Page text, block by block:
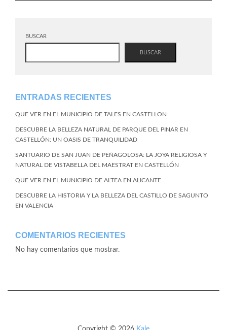
BUSCAR
BUSCAR
ENTRADAS RECIENTES
QUE VER EN EL MUNICIPIO DE TALES EN CASTELLON
DESCUBRE LA BELLEZA NATURAL DE PARQUE DEL PINAR EN
CASTELLÓN: UN OASIS DE TRANQUILIDAD
SANTUARIO DE SAN JUAN DE PEÑAGOLOSA: LA JOYA RELIGIOSA Y
NATURAL DE VISTABELLA DEL MAESTRAT EN CASTELLÓN
QUE VER EN EL MUNICIPIO DE ALTEA EN ALICANTE
DESCUBRE LA HISTORIA Y LA BELLEZA DEL CASTILLO DE SAGUNTO
EN VALENCIA
COMENTARIOS RECIENTES
No hay comentarios que mostrar.